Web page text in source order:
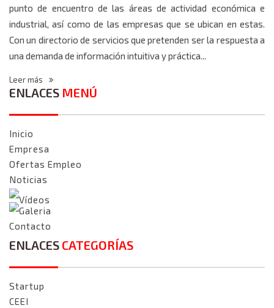
punto de encuentro de las áreas de actividad económica e
industrial, así como de las empresas que se ubican en estas.
Con un directorio de servicios que pretenden ser la respuesta a
una demanda de información intuitiva y práctica...
Leer más
ENLACES MENÚ
Inicio
Empresa
Ofertas Empleo
Noticias
Vídeos
Galeria
Contacto
ENLACES CATEGORÍAS
Startup
CEEI